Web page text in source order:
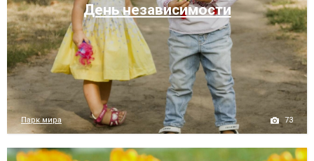
День независимости
Парк мира 73